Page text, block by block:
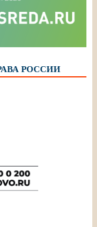
РОССИИ